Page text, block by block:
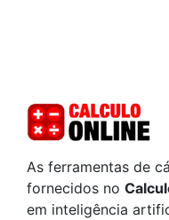
As ferramentas de
fornecidos no
em inteligência